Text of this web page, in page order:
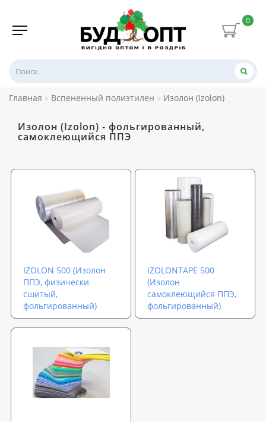
0
Главная Вспененный полиэтилен Изолон (Izolon)
Изолон (Izolon) - фольгированный,
самоклеющийся ППЭ
IZOLON 500 (Изолон
ППЭ, физически
сшитый,
фольгированный)
IZOLONTAPE 500
(Изолон
самоклеющийся ППЭ,
фольгированный)